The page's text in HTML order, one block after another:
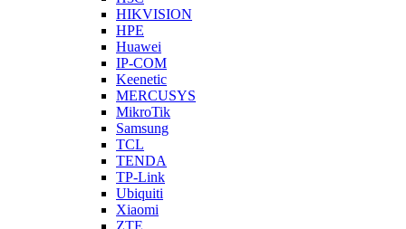
HIKVISION
HPE
Huawei
IP-COM
Keenetic
MERCUSYS
MikroTik
Samsung
TCL
TENDA
TP-Link
Ubiquiti
Xiaomi